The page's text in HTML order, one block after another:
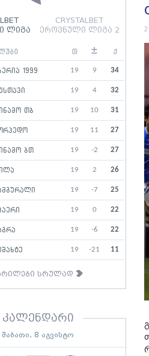
ლიგა
CRYSTALBET
ეროვნული ლიგა 2
თ ± ქ
1999 19 9 34
19 4 32
თბ 19 10 31
19 11 27
ბთ 19 -2 27
19 2 26
19 -7 25
19 0 22
19 -6 22
19 -21 11
სრულად
კალენდარი
შაბათი, 8 აგვისტო
2